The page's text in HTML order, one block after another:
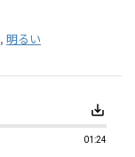
, 明るい
save_alt
01:24